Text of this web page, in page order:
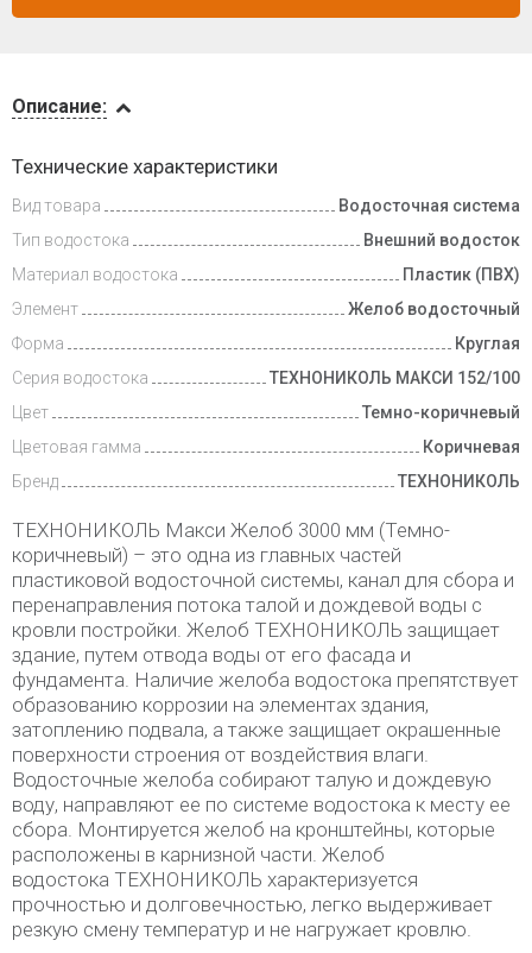
и оплата
Описание:
Технические характеристики
Вид товара
Водосточная система
Тип водостока
Внешний водосток
Материал водостока
Пластик (ПВХ)
Элемент
Желоб водосточный
Форма
Круглая
Серия водостока
ТЕХНОНИКОЛЬ МАКСИ 152/100
Цвет
Темно-коричневый
Цветовая гамма
Коричневая
Бренд
ТЕХНОНИКОЛЬ
ТЕХНОНИКОЛЬ Макси Желоб 3000 мм (Темно-
коричневый) – это одна из главных частей
пластиковой водосточной системы, канал для сбора и
перенаправления потока талой и дождевой воды с
кровли постройки. Желоб ТЕХНОНИКОЛЬ защищает
здание, путем отвода воды от его фасада и
фундамента. Наличие желоба водостока препятствует
образованию коррозии на элементах здания,
затоплению подвала, а также защищает окрашенные
поверхности строения от воздействия влаги.
Водосточные желоба собирают талую и дождевую
воду, направляют ее по системе водостока к месту ее
сбора. Монтируется желоб на кронштейны, которые
расположены в карнизной части. Желоб
водостока ТЕХНОНИКОЛЬ характеризуется
прочностью и долговечностью, легко выдерживает
резкую смену температур и не нагружает кровлю.